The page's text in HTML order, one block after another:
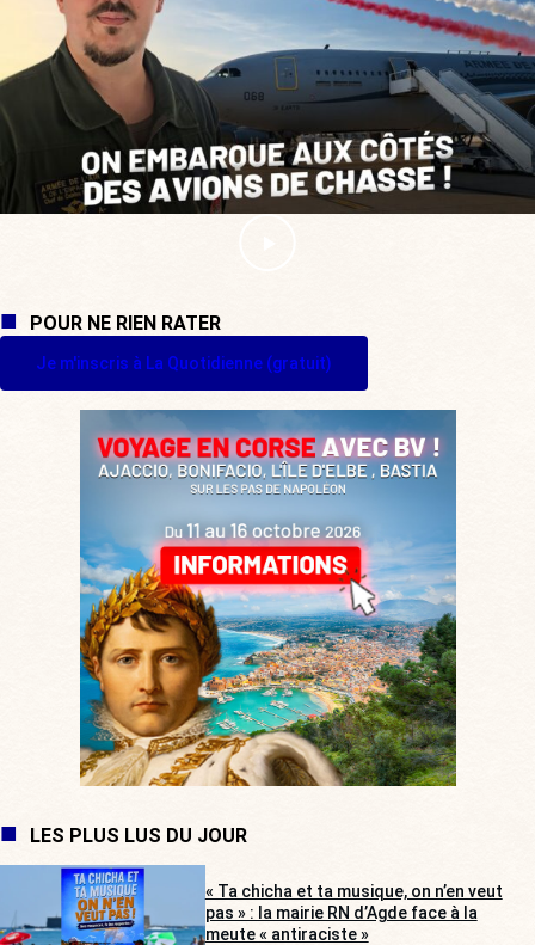
POUR NE RIEN RATER
Je m'inscris à La Quotidienne (gratuit)
LES PLUS LUS DU JOUR
« Ta chicha et ta musique, on n’en veut
pas » : la mairie RN d’Agde face à la
meute « antiraciste »